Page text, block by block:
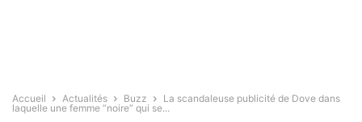
Accueil Actualités Buzz
La scandaleuse publicité de Dove dans
laquelle une femme “noire” qui se...